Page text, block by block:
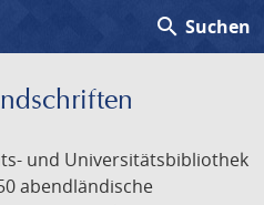
search Suchen
und Universitätsbibliothek
abendländische